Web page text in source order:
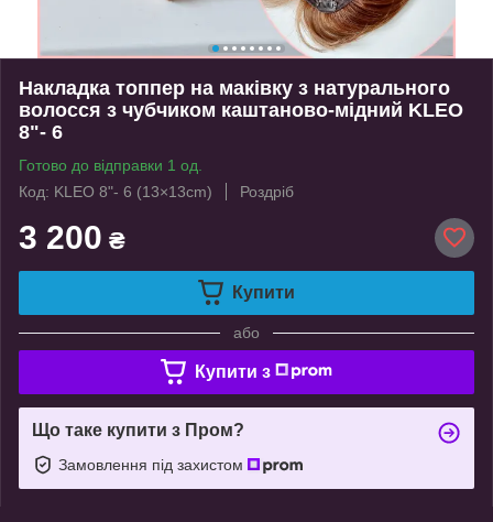
Накладка топпер на маківку з натурального
волосся з чубчиком каштаново-мідний KLEO
8"- 6
Готово до відправки 1 од.
Код: KLEO 8"- 6 (13×13cm)
Роздріб
3 200 ₴
Купити
або
Купити з
Що таке купити з Пром?
Замовлення під захистом